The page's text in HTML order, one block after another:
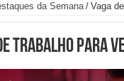
da Semana / Vaga
trabalho para